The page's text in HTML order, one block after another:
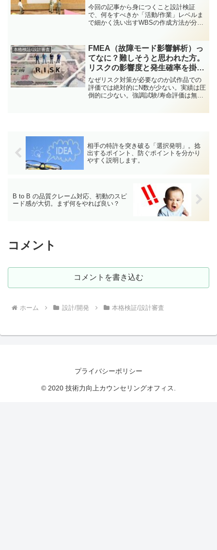
について。
今回の記事から身につくこと設計検証
で、何をすべきか「活動/作業」レベルま
で細かく洗い出すWBSの作成方法が分か
が分かります。マスタースケジュール本
格量産設計を進めるに...
本格検証/設計審査
FMEA（故障モード影響解析）っ
てなに？難しそうと思われた方。
リスクの影響度と発生確率を掛け
合わせる通常のリスク評価と同じ
です。
なぜリスク対策が必要なのか試作品での
評価では絶対的にN数が少ない。実績は圧
倒的に少ない。強調試験/寿命評価は無論
相手の特許を突き破る「選択発明」。捻
出するポイント、防ぐポイントを分かり
やすく説明します。
B to B の品質クレーム対応、初動のスピ
ード感が大切。まず何をやれば良い？
コメント
コメントを書き込む
ホーム 設計/開発 本格検証/設計審査
プライバシーポリシー
© 2020 技術力向上カウンセリングオフィス.